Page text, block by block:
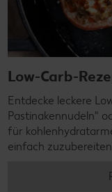
Low-Carb-
Entdecke leckere
Pastinakennudeln"
für
einfach